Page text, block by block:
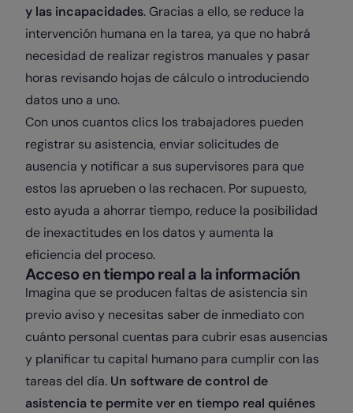
y las incapacidades. Gracias a ello, se reduce la
intervención humana en la tarea, ya que no habrá
necesidad de realizar registros manuales y pasar
horas revisando hojas de cálculo o introduciendo
datos uno a uno.
Con unos cuantos clics los trabajadores pueden
registrar su asistencia, enviar solicitudes de
ausencia y notificar a sus supervisores para que
estos las aprueben o las rechacen. Por supuesto,
esto ayuda a ahorrar tiempo, reduce la posibilidad
de inexactitudes en los datos y aumenta la
eficiencia del proceso.
Acceso en tiempo real a la información
Imagina que se producen faltas de asistencia sin
previo aviso y necesitas saber de inmediato con
cuánto personal cuentas para cubrir esas ausencias
y planificar tu capital humano para cumplir con las
tareas del día. Un software de control de
asistencia te permite ver en tiempo real quiénes